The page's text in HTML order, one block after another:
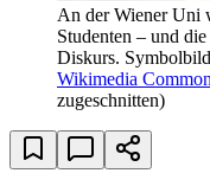
An der Wiener Uni
Studenten – und
Diskurs.
Wikimedia
zugeschnitten)